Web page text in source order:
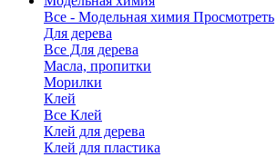
Все - Модельная химия Просмотреть
Для дерева
Все Для дерева
Масла, пропитки
Морилки
Клей
Все Клей
Клей для дерева
Клей для пластика